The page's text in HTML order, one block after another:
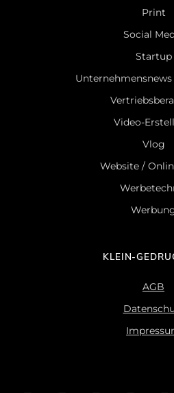
Print
Social
Startup
Video-
Vlog
Website /
KLEIN-
AGB